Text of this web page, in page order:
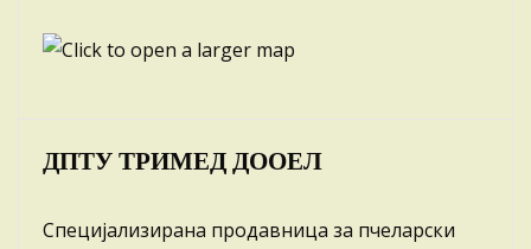
ДПТУ ТРИМЕД ДООЕЛ
Специјализирана продавница за пчеларски